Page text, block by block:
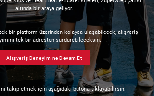
altında bir araya geliyor.
bir platform üzerinden kolayca ulaşabilecek, alışveriş
tek bir adresten sürdürebileceksin.
Alışveriş Deneyimine Devam Et
takip etmek için aşağıdaki butona tıklayabilirsin.